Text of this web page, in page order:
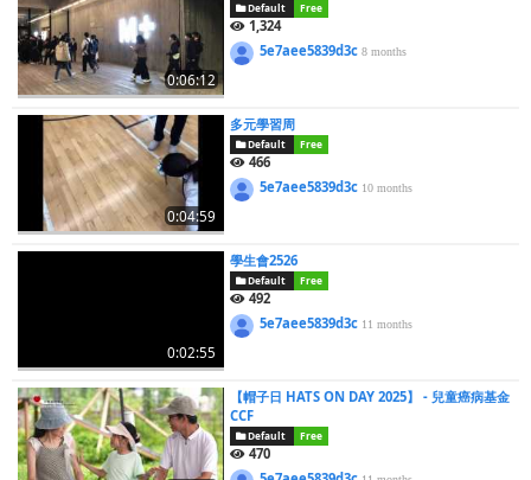
0:06:12
Default Free
1,324
5e7aee5839d3c8 months
0:04:59
多元學習周
Default Free
466
5e7aee5839d3c 10 months
0:02:55
學生會2526
Default Free
492
5e7aee5839d3c 11 months
【帽子日 HATS ON DAY 2025】 - 兒童癌病基金
CCF
Default Free
470